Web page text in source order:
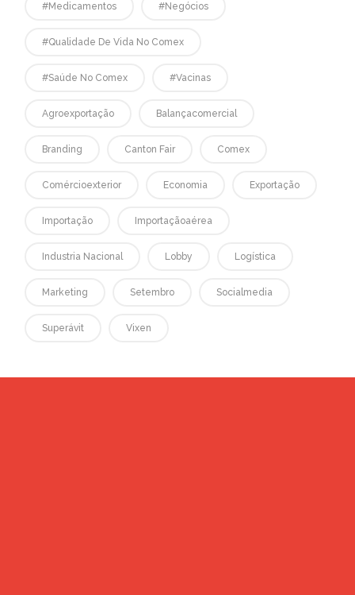
#medicamentos #negócios
#qualidade De Vida No Comex
#saúde No Comex #vacinas
Agroexportação Balançacomercial
Branding Canton Fair Comex
Comércioexterior Economia Exportação
Importação Importaçãoaérea
Industria Nacional Lobby Logística
Marketing Setembro Socialmedia
Superávit Vixen